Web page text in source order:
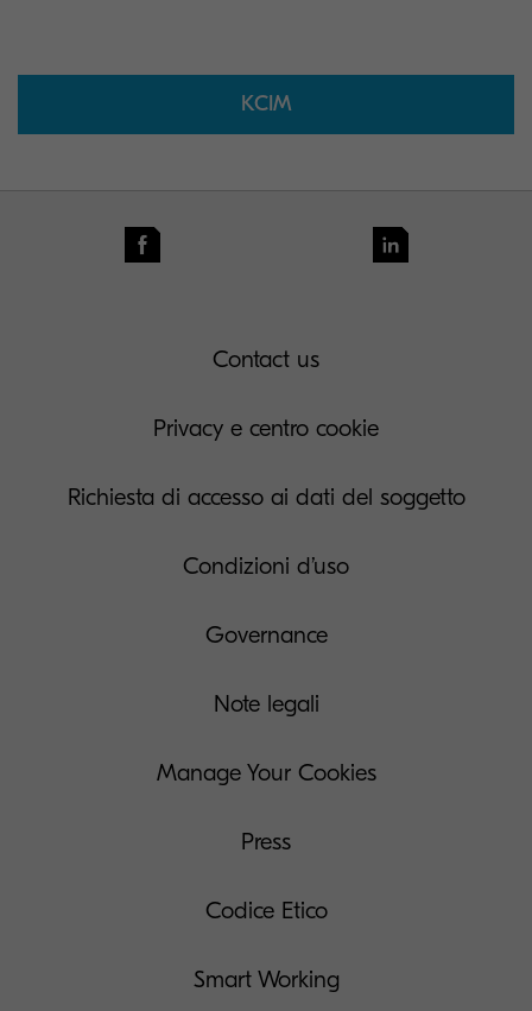
KCIM
Contact us
Privacy e centro cookie
Richiesta di accesso ai dati del soggetto
Condizioni d’uso
Governance
Note legali
Manage Your Cookies
Press
Codice Etico
Smart Working